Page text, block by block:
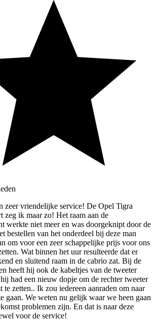
zeer vriendelijke service! De Opel Tigra
zeg ik maar zo! Het raam aan de
werkte niet meer en was doorgeknipt door de
bestellen van het onderdeel bij deze man
om voor een zeer schappelijke prijs voor ons
Wat binnen het uur resulteerde dat er
en sluitend raam in de cabrio zat. Bij de
heeft hij ook de kabeltjes van de tweeter
had een nieuw dopje om de rechter tweeter
te zetten.. Ik zou iedereen aanraden om naar
gaan. We weten nu gelijk waar we heen gaan
problemen zijn. En dat is naar deze
voor de service!